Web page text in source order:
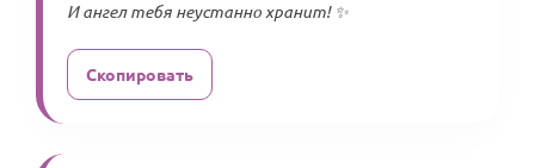
И ангел тебя неустанно хранит! ✨
Скопировать